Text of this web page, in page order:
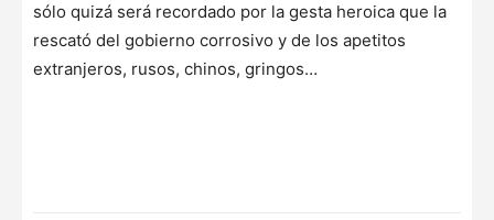
sólo quizá será recordado por la gesta heroica que la
rescató del gobierno corrosivo y de los apetitos
extranjeros, rusos, chinos, gringos…